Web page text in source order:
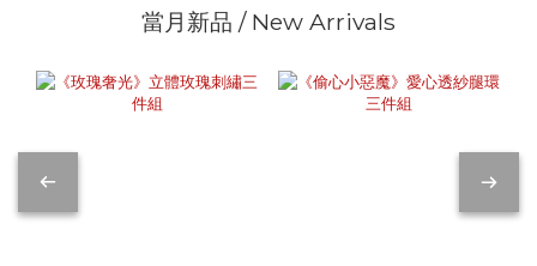
當月新品 / New Arrivals